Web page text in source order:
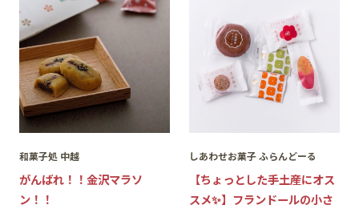
和菓子処 中越
がんばれ！！金沢マラソ
ン！！
しあわせお菓子 ふらんどーる
【ちょっとした手土産にオス
スメ✨】フランドールの小さ